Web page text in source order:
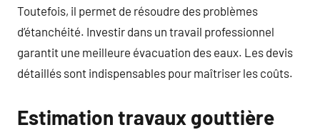
Toutefois, il permet de résoudre des problèmes
d’étanchéité. Investir dans un travail professionnel
garantit une meilleure évacuation des eaux. Les devis
détaillés sont indispensables pour maîtriser les coûts.
Estimation travaux gouttière